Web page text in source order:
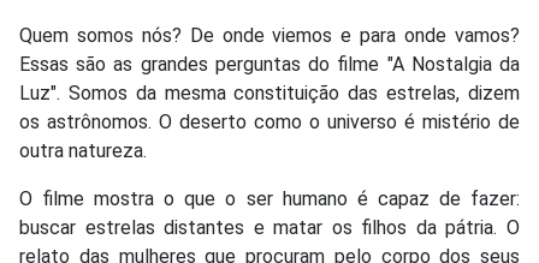
Quem somos nós? De onde viemos e para onde vamos?
Essas são as grandes perguntas do filme "A Nostalgia da
Luz". Somos da mesma constituição das estrelas, dizem
os astrônomos. O deserto como o universo é mistério de
outra natureza.
O filme mostra o que o ser humano é capaz de fazer:
buscar estrelas distantes e matar os filhos da pátria. O
relato das mulheres que procuram pelo corpo dos seus